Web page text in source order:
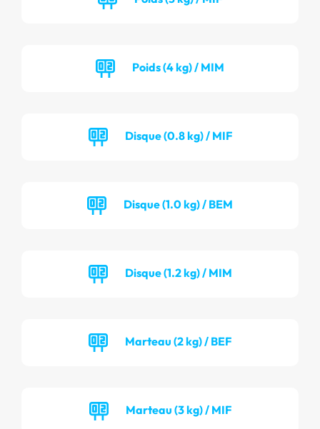
Poids (4 kg) / MIM
Disque (0.8 kg) / MIF
Disque (1.0 kg) / BEM
Disque (1.2 kg) / MIM
Marteau (2 kg) / BEF
Marteau (3 kg) / MIF